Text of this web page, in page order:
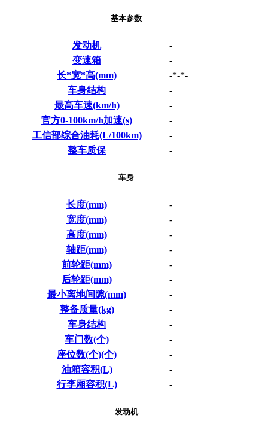
基本参数
发动机
-
变速箱
-
长*宽*高(mm)
-*-*-
车身结构
-
最高车速(km/h)
-
官方0-100km/h加速(s)
-
工信部综合油耗(L/100km)
-
整车质保
-
车身
长度(mm)
-
宽度(mm)
-
高度(mm)
-
轴距(mm)
-
前轮距(mm)
-
后轮距(mm)
-
最小离地间隙(mm)
-
整备质量(kg)
-
车身结构
-
车门数(个)
-
座位数(个)(个)
-
油箱容积(L)
-
行李厢容积(L)
-
发动机